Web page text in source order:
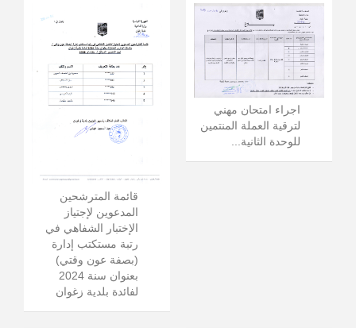
قائمة المترشحين
المدعوين لإجتياز
الإختبار الشفاهي في
رتبة مستكتب إدارة
(بصفة عون وقتي)
بعنوان سنة 2024
لفائدة بلدية زغوان
اجراء امتحان مهني
لترقية العملة المنتمين
للوحدة الثانية...